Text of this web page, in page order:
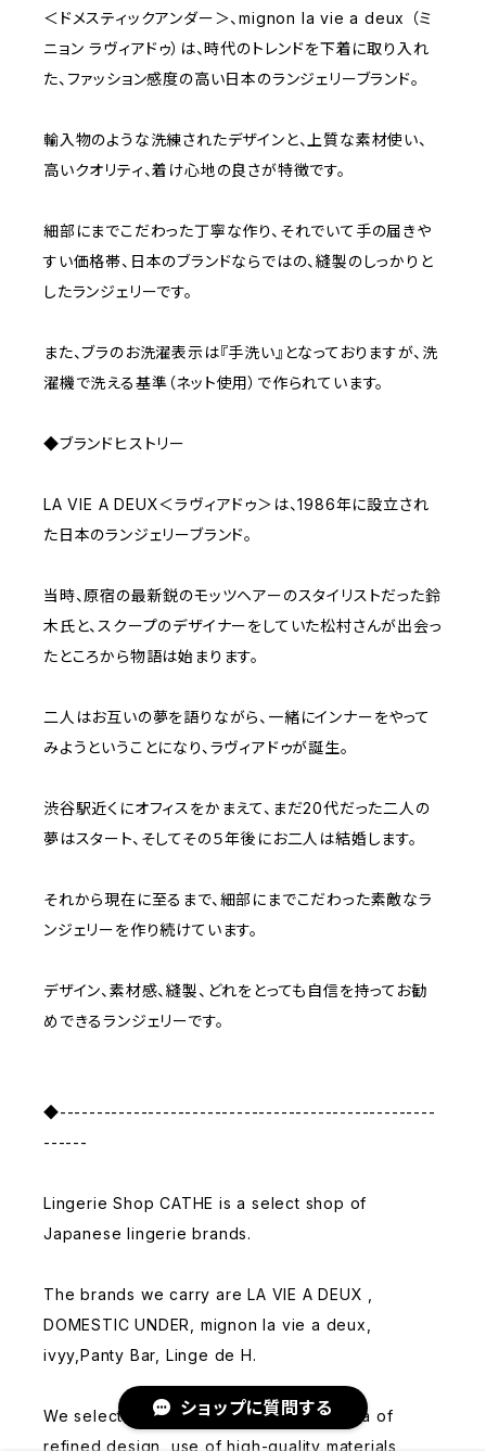
ショップに質問する
＜ドメスティックアンダー＞、mignon la vie a deux （ミ
ニョン ラヴィアドゥ）は、時代のトレンドを下着に取り入れ
た、ファッション感度の高い日本のランジェリーブランド。
輸入物のような洗練されたデザインと、上質な素材使い、
高いクオリティ、着け心地の良さが特徴です。
細部にまでこだわった丁寧な作り、それでいて手の届きや
すい価格帯、日本のブランドならではの、縫製のしっかりと
したランジェリーです。
また、ブラのお洗濯表示は『手洗い』となっておりますが、洗
濯機で洗える基準（ネット使用）で作られています。
◆ブランドヒストリー
LA VIE A DEUX＜ラヴィアドゥ＞は、1986年に設立され
た日本のランジェリーブランド。
当時、原宿の最新鋭のモッツヘアーのスタイリストだった鈴
木氏と、スクープのデザイナーをしていた松村さんが出会っ
たところから物語は始まります。
二人はお互いの夢を語りながら、一緒にインナーをやって
みようということになり、ラヴィアドゥが誕生。
渋谷駅近くにオフィスをかまえて、まだ20代だった二人の
夢はスタート、そしてその５年後にお二人は結婚します。
それから現在に至るまで、細部にまでこだわった素敵なラ
ンジェリーを作り続けています。
デザイン、素材感、縫製、どれをとっても自信を持ってお勧
めできるランジェリーです。
◆---------------------------------------------------
------
Lingerie Shop CATHE is a select shop of
Japanese lingerie brands.
The brands we carry are LA VIE A DEUX ,
DOMESTIC UNDER, mignon la vie a deux,
ivyy,Panty Bar, Linge de H.
We select products based on the criteria of
refined design, use of high-quality materials,